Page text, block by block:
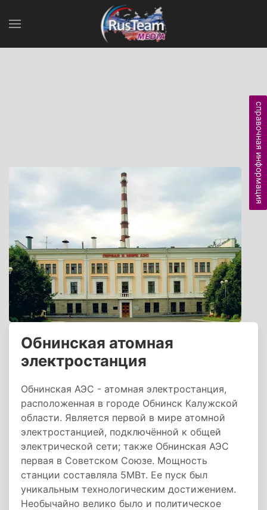
Обнинская атомная
электростанция
Обнинская АЭС - атомная электростанция,
расположенная в городе Обнинск Калужской
области. Является первой в мире атомной
электростанцией, подключённой к общей
электрической сети; также Обнинская АЭС
первая в Советском Союзе. Мощность
станции составляла 5МВт. Ее пуск был
уникальным технологическим достижением.
Необычайно велико было и политическое
справочная информация